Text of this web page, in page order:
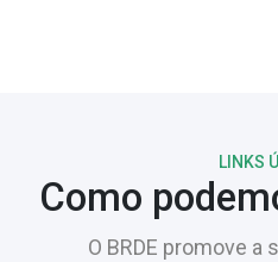
LINKS
Como
O BRDE promove a